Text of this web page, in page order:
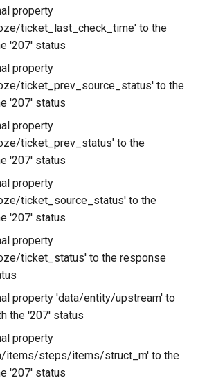
property
ticket_last_check_time' to the
'207' status
property
ticket_prev_source_status' to the
'207' status
property
ticket_prev_status' to the
'207' status
property
ticket_source_status' to the
'207' status
property
ticket_status' to the response
property 'data/entity/upstream' to
the '207' status
property
items/steps/items/struct_m' to the
'207' status